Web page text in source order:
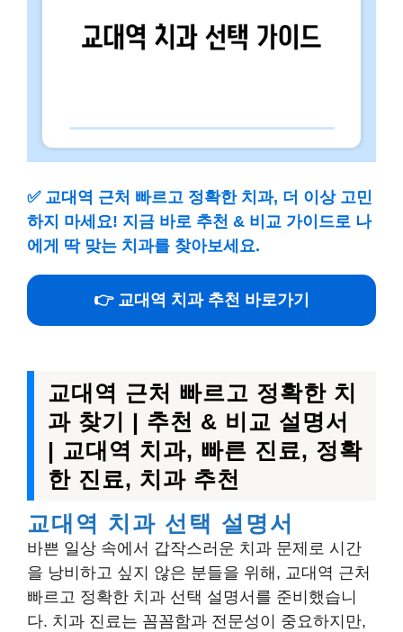
✅ 교대역 근처 빠르고 정확한 치과, 더 이상 고민
하지 마세요! 지금 바로 추천 & 비교 가이드로 나
에게 딱 맞는 치과를 찾아보세요.
👉 교대역 치과 추천 바로가기
교대역 근처 빠르고 정확한 치
과 찾기 | 추천 & 비교 설명서
| 교대역 치과, 빠른 진료, 정확
한 진료, 치과 추천
교대역 치과 선택 설명서
바쁜 일상 속에서 갑작스러운 치과 문제로 시간
을 낭비하고 싶지 않은 분들을 위해, 교대역 근처
빠르고 정확한 치과 선택 설명서를 준비했습니
다. 치과 진료는 꼼꼼함과 전문성이 중요하지만,